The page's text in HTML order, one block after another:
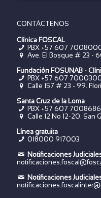
CONTÁCTENOS
Clínica FOSCAL
PBX +57 607
Ave. El Bosque # 23 -
Fundación FOSUNAB -
PBX +57 607
Calle 157 # 23 - 99.
Santa Cruz de la Loma
PBX +57 607 7008686
Calle 12 No 12-20. San
Línea gratuita
018000 917003
Notificaciones
Notificaciones